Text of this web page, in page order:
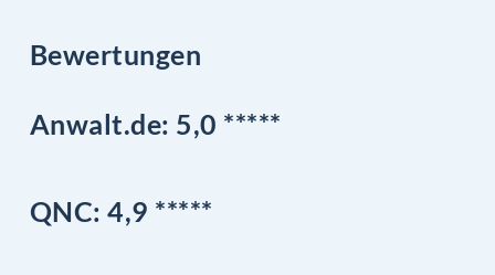
Bewertungen
Anwalt.de: 5,0 *****
QNC: 4,9 *****